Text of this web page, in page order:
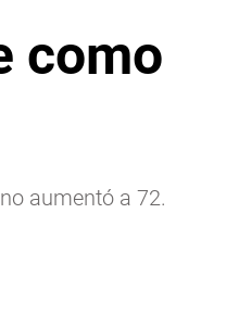
como
aumentó a 72.